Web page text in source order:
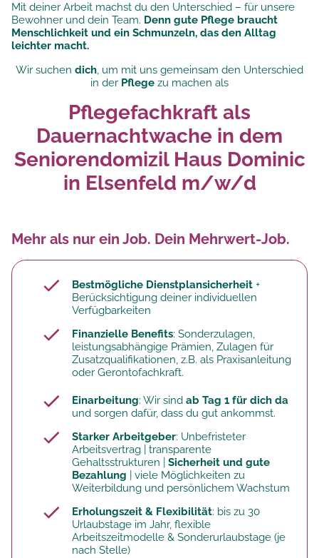
Mit deiner Arbeit machst du den Unterschied – für unsere
Bewohner und dein Team. Denn gute Pflege braucht
Menschlichkeit und ein Schmunzeln, das den Alltag
leichter macht.
Wir suchen dich, um mit uns gemeinsam den Unterschied
in der Pflege zu machen als
Pflegefachkraft als
Dauernachtwache in dem
Seniorendomizil Haus Dominic
in Elsenfeld m/w/d
Mehr als nur ein Job. Dein Mehrwert-Job.
Bestmögliche Dienstplansicherheit +
Berücksichtigung deiner individuellen
Verfügbarkeiten
Finanzielle Benefits: Sonderzulagen,
leistungsabhängige Prämien, Zulagen für
Zusatzqualifikationen, z.B. als Praxisanleitung
oder Gerontofachkraft.
Einarbeitung: Wir sind ab Tag 1 für dich da
und sorgen dafür, dass du gut ankommst.
Starker Arbeitgeber: Unbefristeter
Arbeitsvertrag | transparente
Gehaltsstrukturen | Sicherheit und gute
Bezahlung | viele Möglichkeiten zu
Weiterbildung und persönlichem Wachstum
Erholungszeit & Flexibilität: bis zu 30
Urlaubstage im Jahr, flexible
Arbeitszeitmodelle & Sonderurlaubstage (je
nach Stelle)